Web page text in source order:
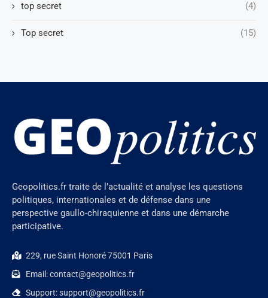
top secret (4)
Top secret (15)
Geopolitics.fr traite de l’actualité et analyse les questions
politiques, internationales et de défense dans une
perspective gaullo-chiraquienne et dans une démarche
participative.
229, rue Saint Honoré 75001 Paris
Email: contact@geopolitics.fr
Support: support@geopolitics.fr